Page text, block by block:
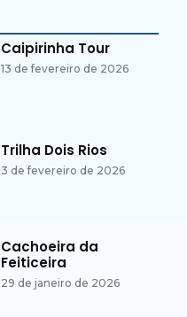
Caipirinha Tour
13 de fevereiro de 2026
Trilha Dois Rios
3 de fevereiro de 2026
Cachoeira da
Feiticeira
29 de janeiro de 2026